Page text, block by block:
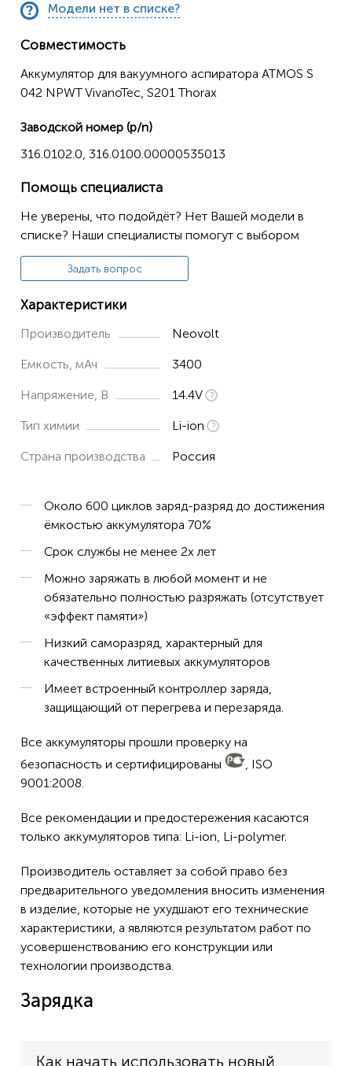
Модели нет в списке?
Совместимость
Аккумулятор для вакуумного аспиратора ATMOS S
042 NPWT VivanoTec, S201 Thorax
Заводской номер (p/n)
316.0102.0, 316.0100.00000535013
Помощь специалиста
Не уверены, что подойдёт? Нет Вашей модели в
списке? Наши специалисты помогут с выбором
Задать вопрос
Характеристики
Производитель Neovolt
Емкость, мАч 3400
Напряжение, В 14.4V
Тип химии Li-ion
Страна производства Россия
Около 600 циклов заряд-разряд до достижения
ёмкостью аккумулятора 70%
Срок службы не менее 2х лет
Можно заряжать в любой момент и не
обязательно полностью разряжать (отсутствует
«эффект памяти»)
Низкий саморазряд, характерный для
качественных литиевых аккумуляторов
Имеет встроенный контроллер заряда,
защищающий от перегрева и перезаряда.
Все аккумуляторы прошли проверку на
безопасность и сертифицированы
, ISO
9001:2008.
Все рекомендации и предостережения касаются
только аккумуляторов типа: Li-ion, Li-polymer.
Производитель оставляет за собой право без
предварительного уведомления вносить изменения
в изделие, которые не ухудшают его технические
характеристики, а являются результатом работ по
усовершенствованию его конструкции или
технологии производства.
Зарядка
Как начать использовать новый